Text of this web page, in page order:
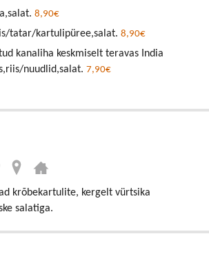
8,90€
tatar/kartulipüree,salat. 8,90€
kanaliha keskmiselt teravas India
nuudlid,salat. 7,90€
krõbekartulite, kergelt vürtsika
salatiga.